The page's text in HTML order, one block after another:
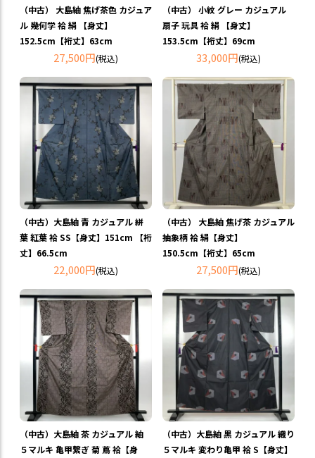
（中古） 大島紬 焦げ茶色 カジュア
ル 幾何学 袷 絹 【身丈】
152.5cm【裄丈】63cm
27,500円(税込)
（中古） 小紋 グレー カジュアル
扇子 玩具 袷 絹 【身丈】
153.5cm【裄丈】69cm
33,000円(税込)
（中古）大島紬 青 カジュアル 絣
葉 紅葉 袷 SS【身丈】151cm 【裄
丈】66.5cm
22,000円(税込)
（中古） 大島紬 焦げ茶 カジュアル
抽象柄 袷 絹【身丈】
150.5cm【裄丈】65cm
27,500円(税込)
（中古）大島紬 茶 カジュアル 紬
５マルキ 亀甲繋ぎ 菊 蔦 袷【身
（中古）大島紬 黒 カジュアル 織り
５マルキ 変わり亀甲 袷 S【身丈】